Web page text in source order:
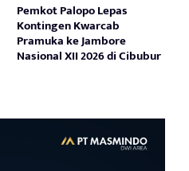
Pemkot Palopo Lepas
Kontingen Kwarcab
Pramuka ke Jambore
Nasional XII 2026 di Cibubur